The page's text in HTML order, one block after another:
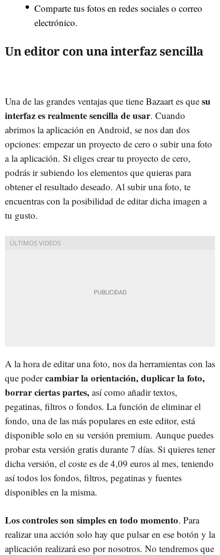
Comparte tus fotos en redes sociales o correo
electrónico.
Un editor con una interfaz sencilla
Una de las grandes ventajas que tiene Bazaart es que su
interfaz es realmente sencilla de usar. Cuando
abrimos la aplicación en Android, se nos dan dos
opciones: empezar un proyecto de cero o subir una foto
a la aplicación. Si eliges crear tu proyecto de cero,
podrás ir subiendo los elementos que quieras para
obtener el resultado deseado. Al subir una foto, te
encuentras con la posibilidad de editar dicha imagen a
tu gusto.
A la hora de editar una foto, nos da herramientas con las
que podercambiar la orientación, duplicar la foto,
borrar ciertas partes, así como añadir textos,
pegatinas, filtros o fondos. La función de eliminar el
fondo, una de las más populares en este editor, está
disponible solo en su versión premium. Aunque puedes
probar esta versión gratis durante 7 días. Si quieres tener
dicha versión, el coste es de 4,09 euros al mes, teniendo
así todos los fondos, filtros, pegatinas y fuentes
disponibles en la misma.
Los controles son simples en todo momento. Para
realizar una acción solo hay que pulsar en ese botón y la
aplicación realizará eso por nosotros. No tendremos que